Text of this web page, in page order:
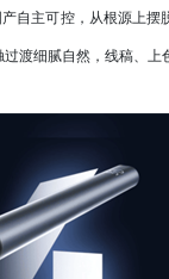
主可控，从根源上摆
渡细腻自然，线稿、